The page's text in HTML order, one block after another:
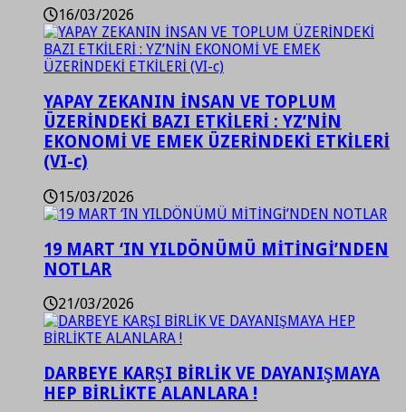
16/03/2026
YAPAY ZEKANIN İNSAN VE TOPLUM
ÜZERİNDEKİ BAZI ETKİLERİ : YZ’NİN
EKONOMİ VE EMEK ÜZERİNDEKİ ETKİLERİ
(VI-c)
15/03/2026
19 MART ‘IN YILDÖNÜMÜ MİTİNGİ’NDEN
NOTLAR
21/03/2026
DARBEYE KARŞI BİRLİK VE DAYANIŞMAYA
HEP BİRLİKTE ALANLARA !